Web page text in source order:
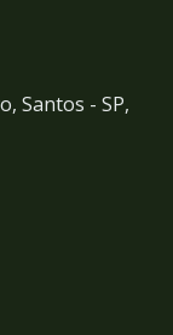
Santos - SP,